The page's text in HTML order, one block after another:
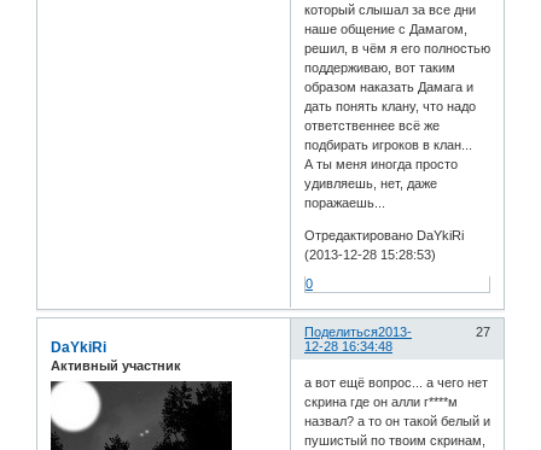
который слышал за все дни
наше общение с Дамагом,
решил, в чём я его полностью
поддерживаю, вот таким
образом наказать Дамага и
дать понять клану, что надо
ответственнее всё же
подбирать игроков в клан...
А ты меня иногда просто
удивляешь, нет, даже
поражаешь...
Отредактировано DaYkiRi
(2013-12-28 15:28:53)
0
Поделиться 27
2013-
12-28 16:34:48
DaYkiRi
Активный участник
а вот ещё вопрос... а чего нет
скрина где он алли г****м
назвал? а то он такой белый и
пушистый по твоим скринам,